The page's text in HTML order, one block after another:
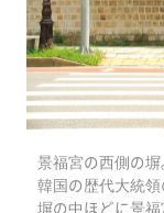
景福宮の西側の塀
韓国の歴代大統